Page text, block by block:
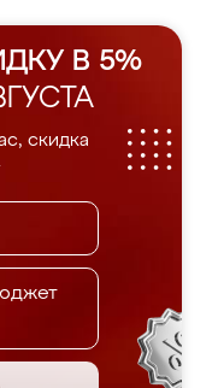
В 5%
скидка